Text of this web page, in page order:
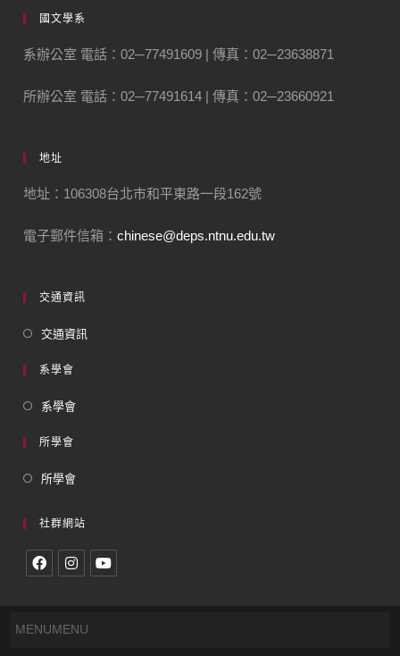
國文學系
系辦公室 電話：02─77491609 | 傳真：02─23638871
所辦公室 電話：02─77491614 | 傳真：02─23660921
地址
地址：106308台北市和平東路一段162號
電子郵件信箱：chinese@deps.ntnu.edu.tw
交通資訊
交通資訊
系學會
系學會
所學會
所學會
社群網站
MENUMENU